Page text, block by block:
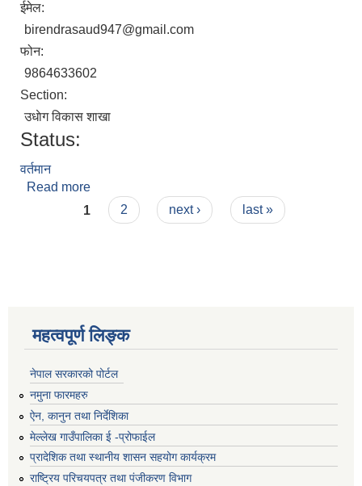
ईमेल:
birendrasaud947@gmail.com
फोन:
9864633602
Section:
उधाेग विकास शाखा
Status:
वर्तमान
Read more
Pages
1 2 next › last »
महत्वपूर्ण लिङ्क
नेपाल सरकारको पोर्टल
नमुना फारमहरु
ऐन, कानुन तथा निर्देशिका
मेल्लेख गाउँपालिका ई -प्रोफाईल
प्रादेशिक तथा स्थानीय शासन सहयोग कार्यक्रम
राष्ट्रिय परिचयपत्र तथा पंजीकरण विभाग